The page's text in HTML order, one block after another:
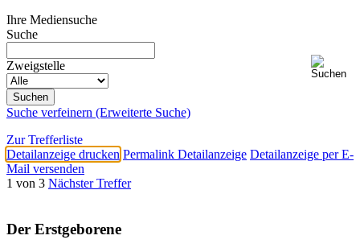
Ihre Mediensuche
Suche
Zweigstelle
Suche verfeinern (Erweiterte Suche)
Zur Trefferliste
Detailanzeige drucken Permalink Detailanzeige Detailanzeige per E-
Mail versenden
1 von 3 Nächster Treffer
Der Erstgeborene